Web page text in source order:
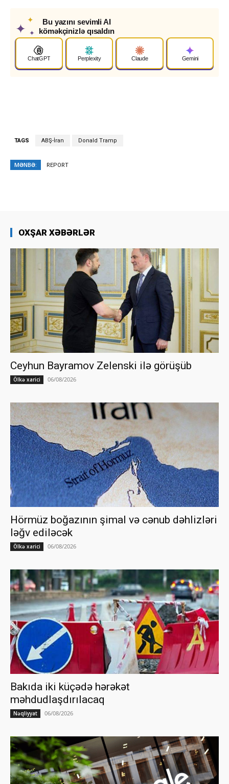
✦
✦
✦
Bu yazını sevimli AI
köməkçinizlə qısaldın
ChatGPT Perplexity Claude Gemini
TAGS ABŞ-İran Donald Tramp
MƏNBƏ: REPORT
OXŞAR XƏBƏRLƏR
Ceyhun Bayramov Zelenski ilə görüşüb
Ölkə xarici 06/08/2026
Hörmüz boğazının şimal və cənub dəhlizləri
ləğv ediləcək
Ölkə xarici 06/08/2026
Bakıda iki küçədə hərəkət
məhdudlaşdırılacaq
Nəqliyyat 06/08/2026